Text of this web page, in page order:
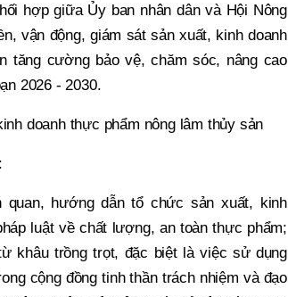
hợp giữa Ủy ban nhân dân và Hội Nông
vận động, giám sát sản xuất, kinh doanh
tăng cường bảo vệ, chăm sóc, nâng cao
2026 - 2030.
doanh thực phẩm nông lâm thủy sản
quan, hướng dẫn tổ chức sản xuất, kinh
luật về chất lượng, an toàn thực phẩm;
khâu trồng trọt, đặc biệt là việc sử dụng
cộng đồng tinh thần trách nhiệm và đạo